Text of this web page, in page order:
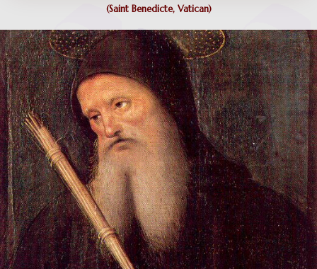
(Saint Benedicte, Vatican)